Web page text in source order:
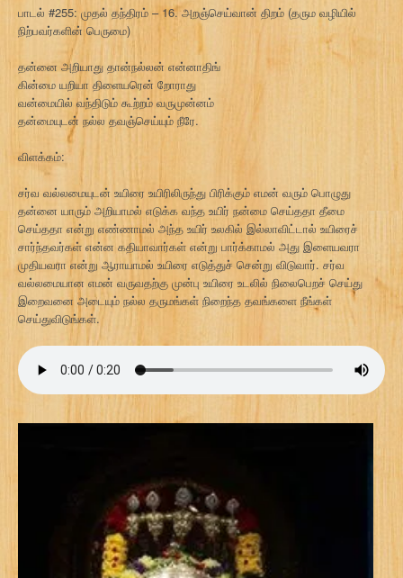
பாடல் #255: முதல் தந்திரம் – 16. அறஞ்செய்வான் திறம் (தரும வழியில்
நிற்பவர்களின் பெருமை)
தன்னை அறியாது தான்நல்லன் என்னாதிங்
கின்மை யறியா திளையரென் றோராது
வன்மையில் வந்திடும் கூற்றம் வருமுன்னம்
தன்மையுடன் நல்ல தவஞ்செய்யும் நீரே.
விளக்கம்:
சர்வ வல்லமையுடன் உயிரை உயிரிலிருந்து பிரிக்கும் எமன் வரும் பொழுது
தன்னை யாரும் அறியாமல் எடுக்க வந்த உயிர் நன்மை செய்ததா தீமை
செய்ததா என்று எண்ணாமல் அந்த உயிர் உலகில் இல்லாவிட்டால் உயிரைச்
சார்ந்தவர்கள் என்ன கதியாவார்கள் என்று பார்க்காமல் அது இளையவரா
முதியவரா என்று ஆராயாமல் உயிரை எடுத்துச் சென்று விடுவார். சர்வ
வல்லமையான எமன் வருவதற்கு முன்பு உயிரை உடலில் நிலைபெறச் செய்து
இறைவனை அடையும் நல்ல தருமங்கள் நிறைந்த தவங்களை நீங்கள்
செய்துவிடுங்கள்.